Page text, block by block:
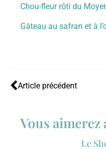
Chou-fleur rôti du
Gâteau au safran et à
Article précédent
Vous aimerez
Le